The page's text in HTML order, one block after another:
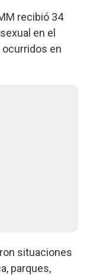
recibió 34
en el
en
situaciones
parques,